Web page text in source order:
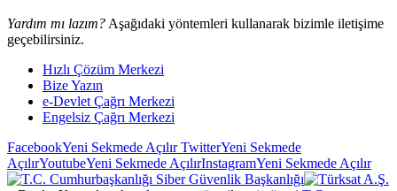
Yardım mı lazım? Aşağıdaki yöntemleri kullanarak bizimle iletişime
geçebilirsiniz.
Hızlı Çözüm Merkezi
Bize Yazın
e-Devlet Çağrı Merkezi
Engelsiz Çağrı Merkezi
FacebookYeni Sekmede AçılırTwitterYeni Sekmede
AçılırYoutubeYeni Sekmede AçılırInstagramYeni Sekmede Açılır